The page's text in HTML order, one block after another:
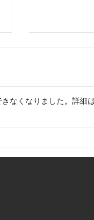
【全社関西
なくなりました。詳細